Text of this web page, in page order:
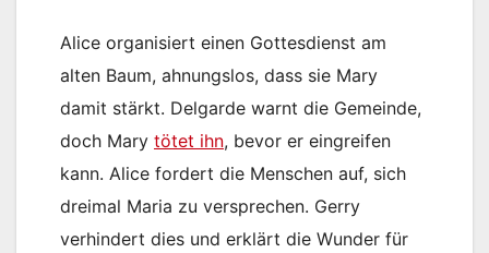
Alice organisiert einen Gottesdienst am
alten Baum, ahnungslos, dass sie Mary
damit stärkt. Delgarde warnt die Gemeinde,
doch Mary tötet ihn, bevor er eingreifen
kann. Alice fordert die Menschen auf, sich
dreimal Maria zu versprechen. Gerry
verhindert dies und erklärt die Wunder für